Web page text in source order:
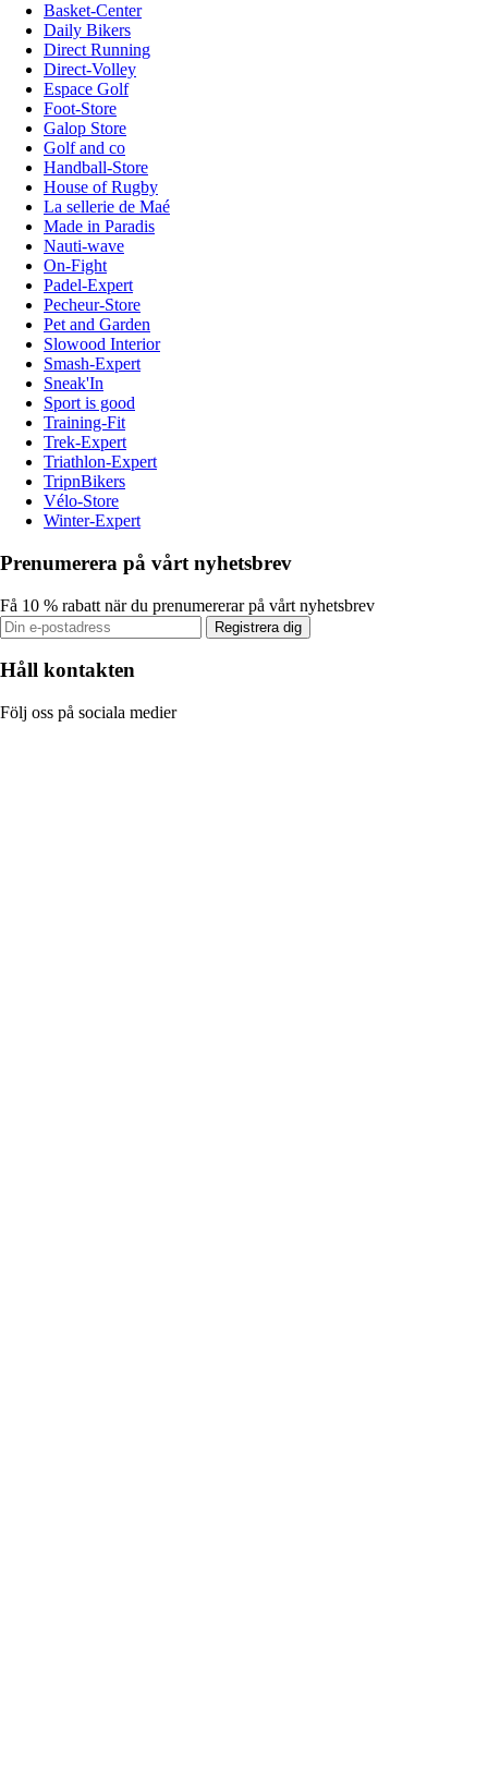
Basket-Center
Daily Bikers
Direct Running
Direct-Volley
Espace Golf
Foot-Store
Galop Store
Golf and co
Handball-Store
House of Rugby
La sellerie de Maé
Made in Paradis
Nauti-wave
On-Fight
Padel-Expert
Pecheur-Store
Pet and Garden
Slowood Interior
Smash-Expert
Sneak'In
Sport is good
Training-Fit
Trek-Expert
Triathlon-Expert
TripnBikers
Vélo-Store
Winter-Expert
Prenumerera på vårt nyhetsbrev
Få 10 % rabatt när du prenumererar på vårt nyhetsbrev
Registrera dig
Håll kontakten
Följ oss på sociala medier